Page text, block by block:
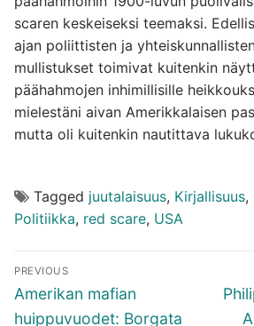
scaren keskeiseksi teemaksi.
ajan poliittisten ja
mullistukset toimivat kuitenkin
päähahmojen inhimillisille
mielestäni aivan Amerikkalaisen
mutta oli kuitenkin nautittava
Tagged juutalaisuus, Kirjallisuus,
Politiikka, red scare, USA
Artikkelien
selaus
PREVIOUS
Previous
post:
Amerikan mafian
huippuvuodet: Borgata
Next